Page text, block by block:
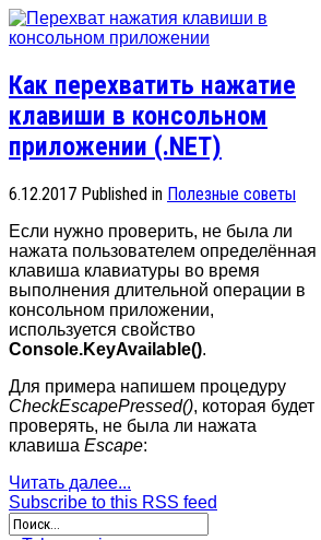
Как перехватить нажатие
клавиши в консольном
приложении (.NET)
6.12.2017 Published in Полезные советы
Если нужно проверить, не была ли
нажата пользователем определённая
клавиша клавиатуры во время
выполнения длительной операции в
консольном приложении,
используется свойство
Console.KeyAvailable().
Для примера напишем процедуру
CheckEscapePressed(), которая будет
проверять, не была ли нажата
клавиша Escape:
Читать далее...
Subscribe to this RSS feed